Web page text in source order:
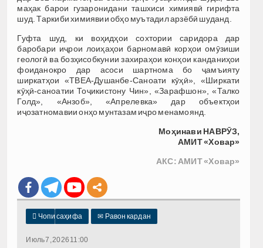
маҳак барои гузаронидани ташхиси химиявӣ гирифта
шуд. Таркиби химиявии обҳо муътадил арзёбӣ шуданд.
Гуфта шуд, ки воҳидҳои сохтории саридора дар
баробари иҷрои лоиҳаҳои барномавӣ корҳои омӯзиши
геологӣ ва бозҳисобкунии захираҳои конҳои канданиҳои
фоиданокро дар асоси шартнома бо ҷамъияту
ширкатҳои «ТВЕА-Душанбе-Саноати кӯҳӣ», «Ширкати
кӯҳӣ-саноатии Тоҷикистону Чин», «Зарафшон», «Талко
Голд», «Анзоб», «Апрелевка» дар объектҳои
иҷозатномавии онҳо мунтазам иҷро менамоянд.
Моҳинави НАВРӮЗ,
АМИТ «Ховар»
АКС: АМИТ «Ховар»
 Чопи саҳифа ✉ Равон кардан
Июль 7, 2026 11:00